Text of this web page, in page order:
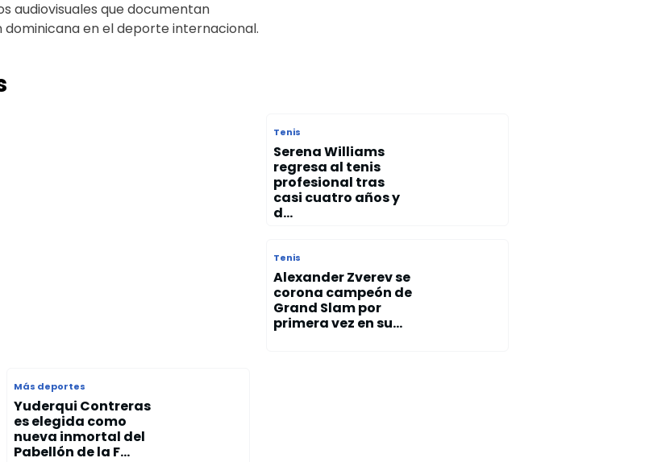
audiovisuales que documentan
en el deporte internacional.
Tenis
Serena Williams
regresa al tenis
profesional tras
casi cuatro años y
d...
Tenis
Alexander Zverev se
corona campeón de
Grand Slam por
primera vez en su...
Más deportes
Yuderqui Contreras
es elegida como
nueva inmortal del
Pabellón de la F...